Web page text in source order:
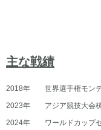
主な戦績
2018年 世界選手権モン
2023年 アジア競技大
2024年 ワールドカッ